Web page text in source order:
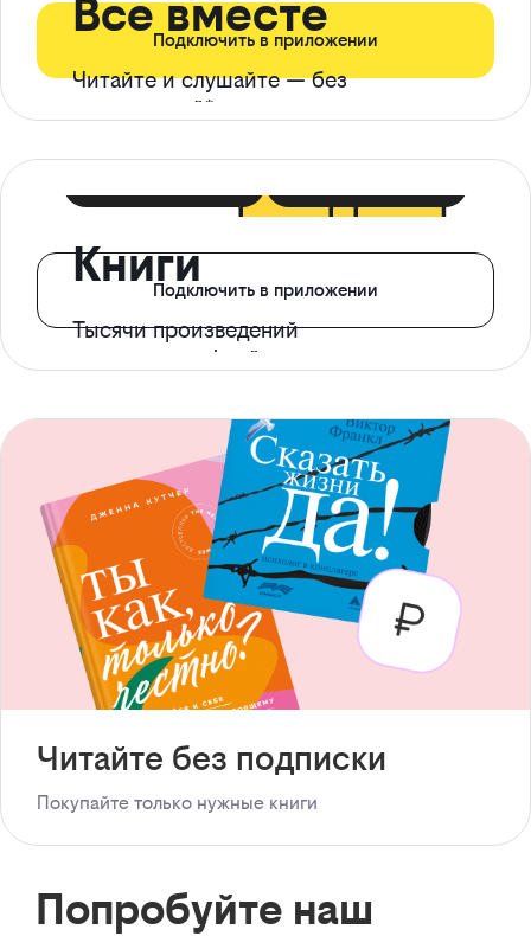
Все вместе
Читайте и слушайте — без
ограничений*
Подключить в приложении
Книги
Тысячи произведений
с доступом офлайн
Подключить в приложении
Читайте без подписки
Покупайте только нужные книги
Попробуйте наш